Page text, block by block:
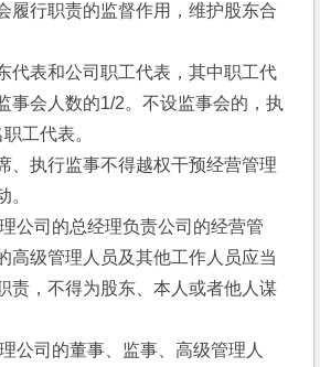
履行职责的监督作用，维护股东合
代表和公司职工代表，其中职工代
事会人数的1/2。不设监事会的，执
工代表。
、执行监事不得越权干预经营管理
。
公司的总经理负责公司的经营管
高级管理人员及其他工作人员应当
责，不得为股东、本人或者他人谋
公司的董事、监事、高级管理人